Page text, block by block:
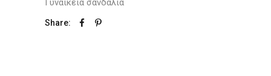
Γυναικεία σανδάλια
Share: